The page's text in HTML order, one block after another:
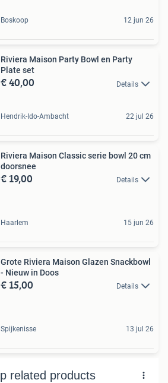
Boskoop 12 jun 26
Riviera Maison Party Bowl en Party
Plate set
€ 40,00 Details
Hendrik-Ido-Ambacht 22 jul 26
Riviera Maison Classic serie bowl 20 cm
doorsnee
€ 19,00 Details
Haarlem 15 jun 26
Grote Riviera Maison Glazen Snackbowl
- Nieuw in Doos
€ 15,00 Details
Spijkenisse 13 jul 26